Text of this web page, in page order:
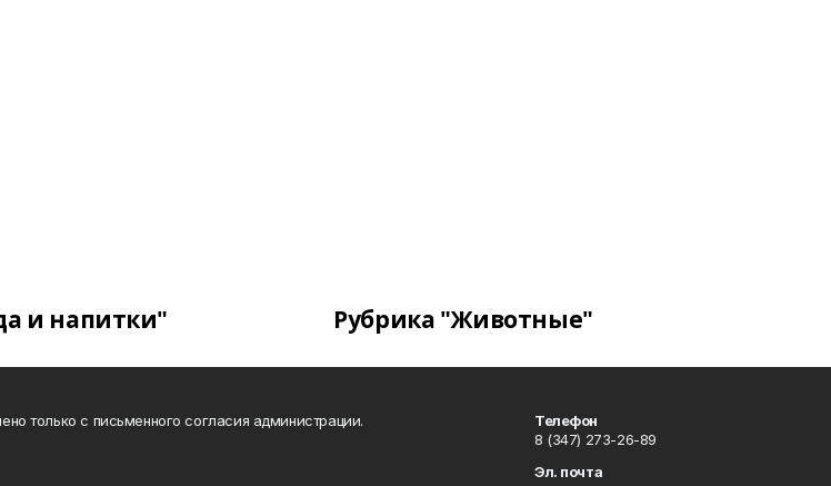
и напитки" Рубрика "Животные"
только с письменного согласия администрации.
Телефон
8 (347) 273-26-89
Эл. почта